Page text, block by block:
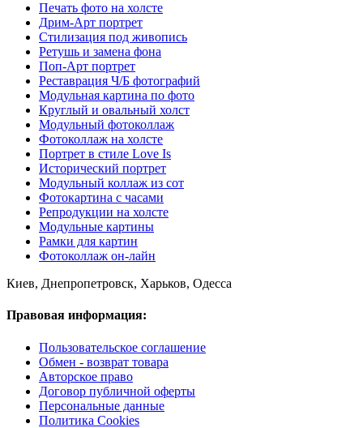
Печать фото на холсте
Дрим-Арт портрет
Стилизация под живопись
Ретушь и замена фона
Поп-Арт портрет
Реставрация Ч/Б фотографий
Модульная картина по фото
Круглый и овальный холст
Модульный фотоколлаж
Фотоколлаж на холсте
Портрет в стиле Love Is
Исторический портрет
Модульный коллаж из сот
Фотокартина с часами
Репродукции на холсте
Модульные картины
Рамки для картин
Фотоколлаж он-лайн
Киев, Днепропетровск, Харьков, Одесса
Правовая информация:
Пользовательское соглашение
Обмен - возврат товара
Авторское право
Договор публичной оферты
Персональные данные
Политика Cookies